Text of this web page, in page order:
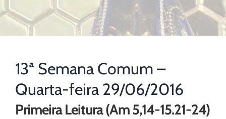
13ª Semana Comum –
Quarta-feira 29/06/2016
Primeira Leitura (Am 5,14-15.21-24)